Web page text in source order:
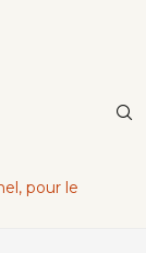
pour le